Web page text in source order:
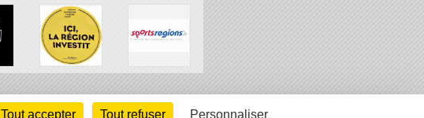
Charte cookies Gestion des cookies
Tout accepter Tout refuser Personnaliser